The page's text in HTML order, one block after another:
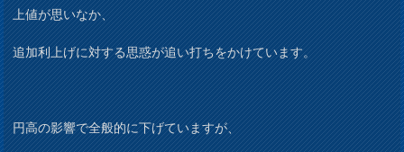
上値が思いなか、
追加利上げに対する思惑が追い打ちをかけています。
円高の影響で全般的に下げていますが、